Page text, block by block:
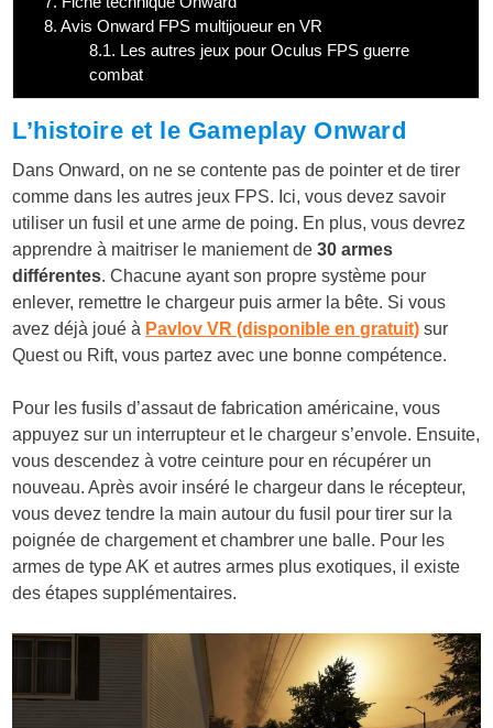
8. Avis Onward FPS multijoueur en VR
8.1. Les autres jeux pour Oculus FPS guerre
combat
L’histoire et le Gameplay Onward
Dans Onward, on ne se contente pas de pointer et de tirer
comme dans les autres jeux FPS. Ici, vous devez savoir
utiliser un fusil et une arme de poing. En plus, vous devrez
apprendre à maitriser le maniement de30 armes
différentes. Chacune ayant son propre système pour
enlever, remettre le chargeur puis armer la bête. Si vous
avez déjà joué à Pavlov VR (disponible en gratuit) sur
Quest ou Rift, vous partez avec une bonne compétence.
Pour les fusils d’assaut de fabrication américaine, vous
appuyez sur un interrupteur et le chargeur s’envole. Ensuite,
vous descendez à votre ceinture pour en récupérer un
nouveau. Après avoir inséré le chargeur dans le récepteur,
vous devez tendre la main autour du fusil pour tirer sur la
poignée de chargement et chambrer une balle. Pour les
armes de type AK et autres armes plus exotiques, il existe
des étapes supplémentaires.